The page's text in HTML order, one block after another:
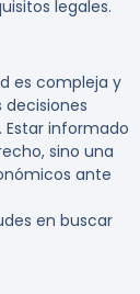
legales.
es compleja y
informado
sino una
ante
en buscar